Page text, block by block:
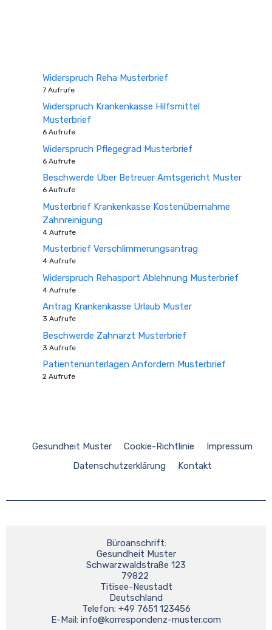
Widerspruch Reha Musterbrief
7 Aufrufe
Widerspruch Krankenkasse Hilfsmittel
Musterbrief
6 Aufrufe
Widerspruch Pflegegrad Musterbrief
6 Aufrufe
Beschwerde Über Betreuer Amtsgericht Muster
6 Aufrufe
Musterbrief Krankenkasse Kostenübernahme
Zahnreinigung
4 Aufrufe
Musterbrief Verschlimmerungsantrag
4 Aufrufe
Widerspruch Rehasport Ablehnung Musterbrief
4 Aufrufe
Antrag Krankenkasse Urlaub Muster
3 Aufrufe
Beschwerde Zahnarzt Musterbrief
3 Aufrufe
Patientenunterlagen Anfordern Musterbrief
2 Aufrufe
Gesundheit Muster Cookie-Richtlinie
Impressum
Datenschutzerklärung
Kontakt
Büroanschrift:
Gesundheit Muster
Schwarzwaldstraße 123
79822
Titisee-Neustadt
Deutschland
Telefon: +49 7651 123456
E-Mail: info@korrespondenz-muster.com